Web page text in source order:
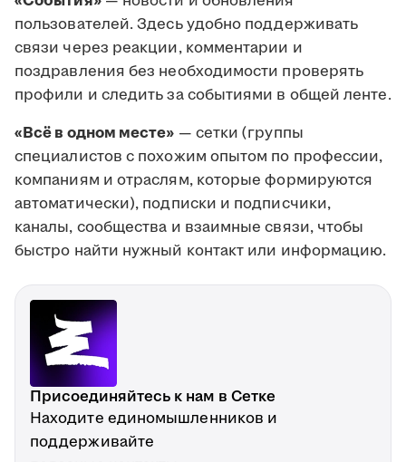
пользователей. Здесь удобно поддерживать
связи через реакции, комментарии и
поздравления без необходимости проверять
профили и следить за событиями в общей ленте.
«Всё в одном месте» — сетки (группы
специалистов с похожим опытом по профессии,
компаниям и отраслям, которые формируются
автоматически), подписки и подписчики,
каналы, сообщества и взаимные связи, чтобы
быстро найти нужный контакт или информацию.
Присоединяйтесь к нам в Сетке
Находите единомышленников и
поддерживайте